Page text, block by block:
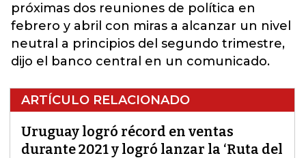
próximas dos reuniones de política en
febrero y abril con miras a alcanzar un nivel
neutral a principios del segundo trimestre,
dijo el banco central en un comunicado.
ARTÍCULO RELACIONADO
Uruguay logró récord en ventas
durante 2021 y logró lanzar la ‘Ruta del